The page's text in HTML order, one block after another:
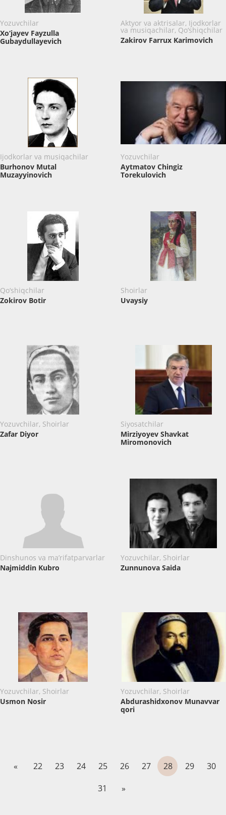
Yozuvchilar
Xo‘jayev Fayzulla
Gubaydullayevich
Aktyor va aktrisalar, Ijodkorlar
va musiqachilar, Qo‘shiqchilar
Zakirov Farrux Karimovich
Ijodkorlar va musiqachilar
Burhonov Mutal
Muzayyinovich
Yozuvchilar
Aytmatov Chingiz
Torekulovich
Qo‘shiqchilar
Zokirov Botir
Shoirlar
Uvaysiy
Yozuvchilar, Shoirlar
Zafar Diyor
Siyosatchilar
Mirziyoyev Shavkat
Miromonovich
Dinshunos va ma’rifatparvarlar
Najmiddin Kubro
Yozuvchilar, Shoirlar
Zunnunova Saida
Yozuvchilar, Shoirlar
Usmon Nosir
Yozuvchilar, Shoirlar
Abdurashidxonov Munavvar
qori
« 22 23 24 25 26 27 28 29
30
31
»